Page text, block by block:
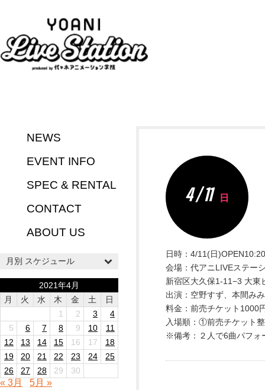
NEWS
EVENT INFO
SPEC & RENTAL
CONTACT
ABOUT US
月別 スケジュール
2021年4月
月
火 水 木 金 土
日
1
2 3
4
5
6 7 8 9 10
11
12
13 14 15 16 17
18
19
20 21 22 23 24
25
26
27 28 29 30
« 3月 5月 »
4 / 11 日
日時：4/11(日
会場：代アニLIVEステー
新宿区大久保1-11−3 大東
出演：空野すず、本間み
料金：前売チケット1000
入場順：①前売チケット
※備考：２人で6曲パフォ